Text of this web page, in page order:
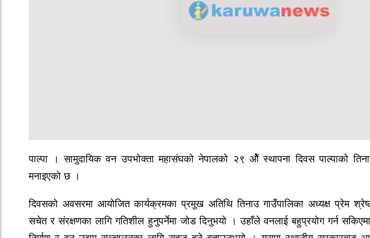
पाल्पा । सामुदायिक वन उपभोक्ता महासंघको नेपालको २९ ओैं स्थापना दिवस पाल्पाको
मनाइएको छ ।
दिवसको अवसरमा आयोजित कार्यक्रमका प्रमुख अतिथि तिनाउ गाउँपालिका अध्यक्ष प्रेम
सचेत र संरक्षणका लागि गतिशील हुनुपर्नेमा जोड दिनुभयो । उहाँले वनलाई बहुप्रयोग गर्न